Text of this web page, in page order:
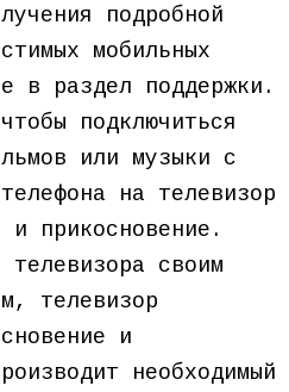
подробной
мобильных
в раздел поддержки.
подключиться
или музыки с
на телевизор
прикосновение.
своим
телевизор
и
необходимый